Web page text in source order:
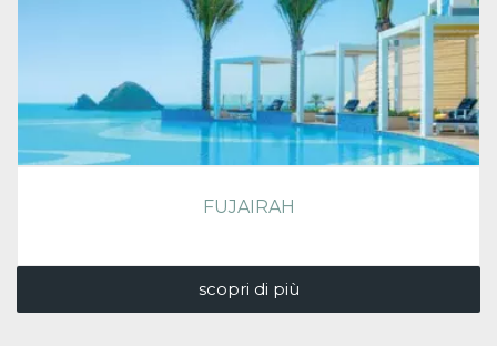
FUJAIRAH
scopri di più